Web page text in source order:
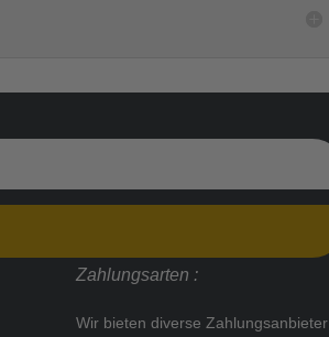
Zahlungsarten :
Wir bieten diverse Zahlungsanbieter